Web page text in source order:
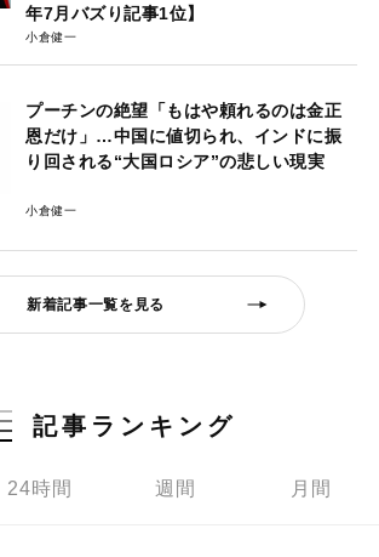
年7月バズり記事1位】
小倉健一
プーチンの絶望「もはや頼れるのは金正
恩だけ」…中国に値切られ、インドに振
り回される“大国ロシア”の悲しい現実
小倉健一
新着記事一覧を見る
記事ランキング
24時間 週間 月間